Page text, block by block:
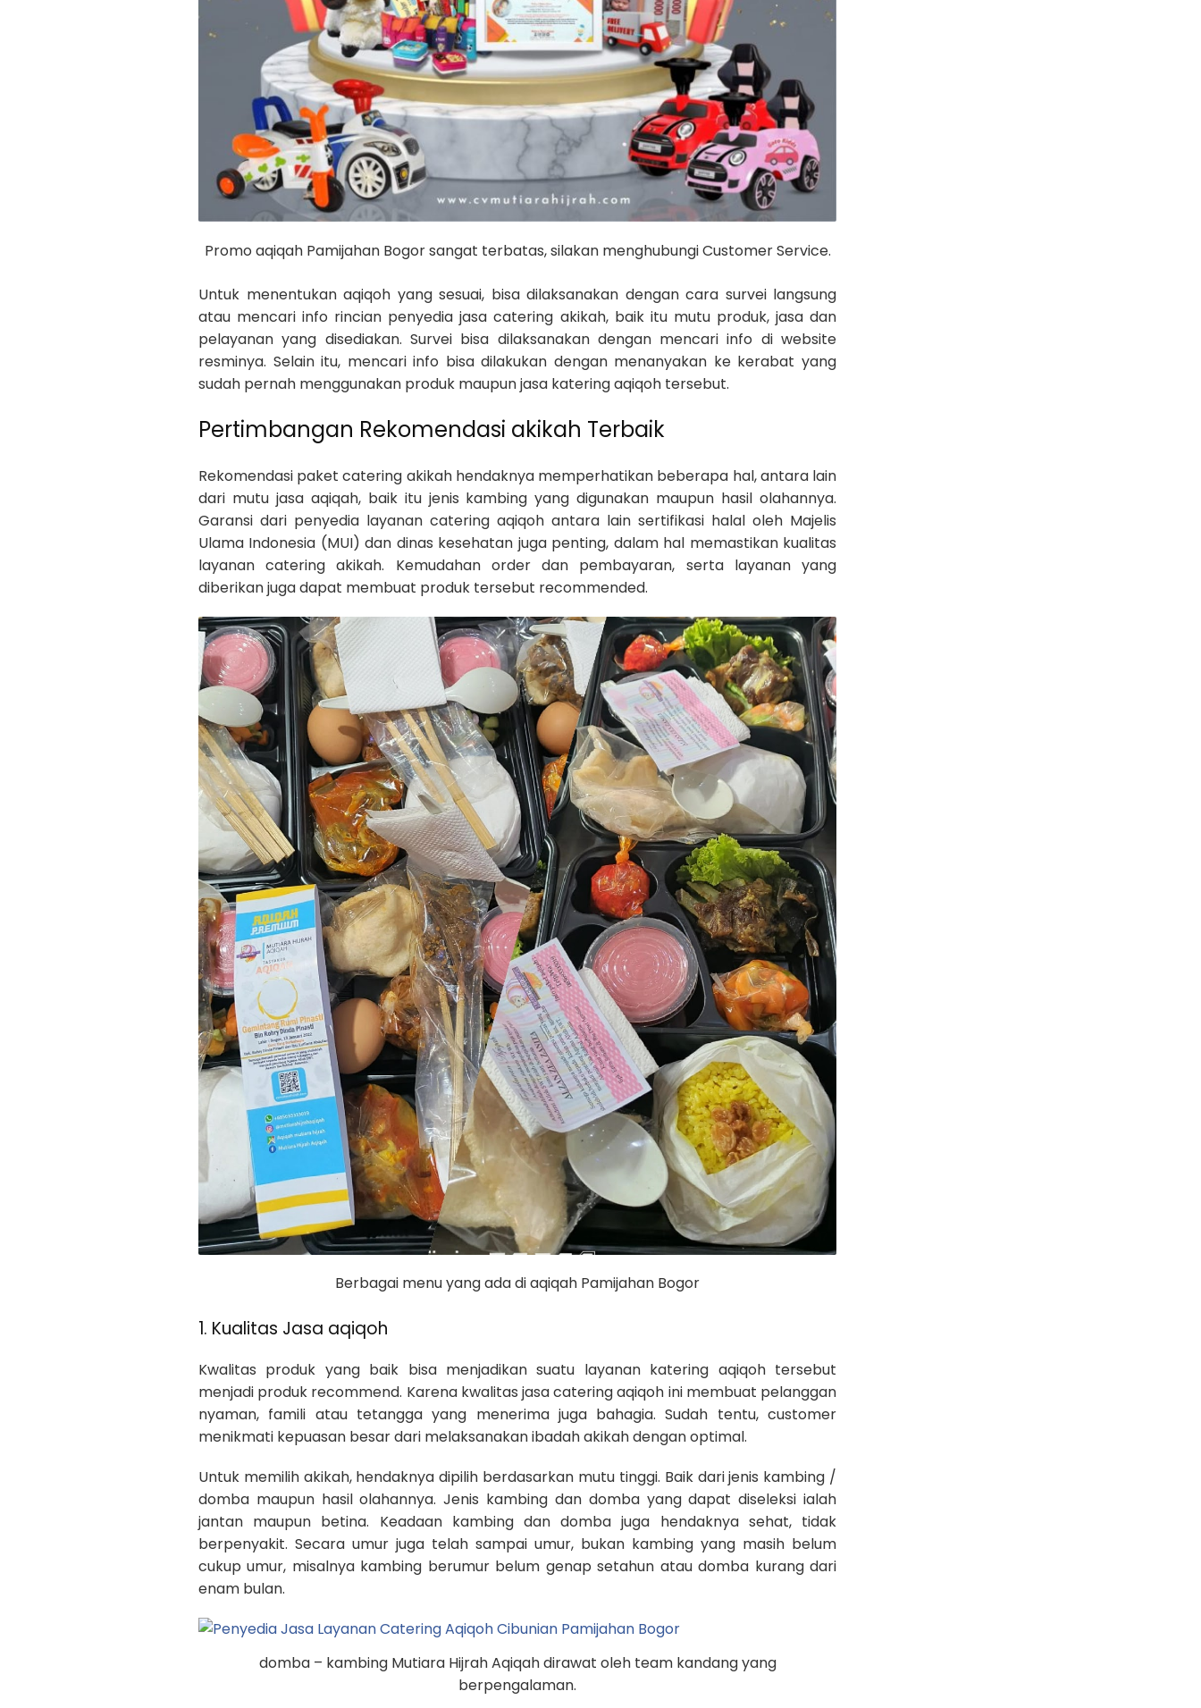
Promo aqiqah Pamijahan Bogor sangat terbatas, silakan menghubungi Customer Service.
Untuk menentukan aqiqoh yang sesuai, bisa dilaksanakan dengan cara survei langsung
atau mencari info rincian penyedia jasa catering akikah, baik itu mutu produk, jasa dan
pelayanan yang disediakan. Survei bisa dilaksanakan dengan mencari info di website
resminya. Selain itu, mencari info bisa dilakukan dengan menanyakan ke kerabat yang
sudah pernah menggunakan produk maupun jasa katering aqiqoh tersebut.
Pertimbangan Rekomendasi akikah Terbaik
Rekomendasi paket catering akikah hendaknya memperhatikan beberapa hal, antara lain
dari mutu jasa aqiqah, baik itu jenis kambing yang digunakan maupun hasil olahannya.
Garansi dari penyedia layanan catering aqiqoh antara lain sertifikasi halal oleh Majelis
Ulama Indonesia (MUI) dan dinas kesehatan juga penting, dalam hal memastikan kualitas
layanan catering akikah. Kemudahan order dan pembayaran, serta layanan yang
diberikan juga dapat membuat produk tersebut recommended.
Berbagai menu yang ada di aqiqah Pamijahan Bogor
1. Kualitas Jasa aqiqoh
Kwalitas produk yang baik bisa menjadikan suatu layanan katering aqiqoh tersebut
menjadi produk recommend. Karena kwalitas jasa catering aqiqoh ini membuat pelanggan
nyaman, famili atau tetangga yang menerima juga bahagia. Sudah tentu, customer
menikmati kepuasan besar dari melaksanakan ibadah akikah dengan optimal.
Untuk memilih akikah, hendaknya dipilih berdasarkan mutu tinggi. Baik dari jenis kambing /
domba maupun hasil olahannya. Jenis kambing dan domba yang dapat diseleksi ialah
jantan maupun betina. Keadaan kambing dan domba juga hendaknya sehat, tidak
berpenyakit. Secara umur juga telah sampai umur, bukan kambing yang masih belum
cukup umur, misalnya kambing berumur belum genap setahun atau domba kurang dari
enam bulan.
domba – kambing Mutiara Hijrah Aqiqah dirawat oleh team kandang yang
berpengalaman.